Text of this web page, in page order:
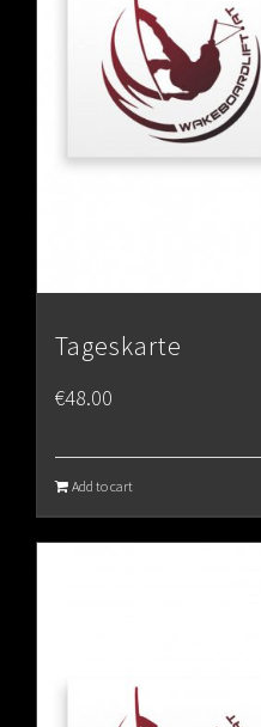
Tageskarte
€48.00
Add to cart